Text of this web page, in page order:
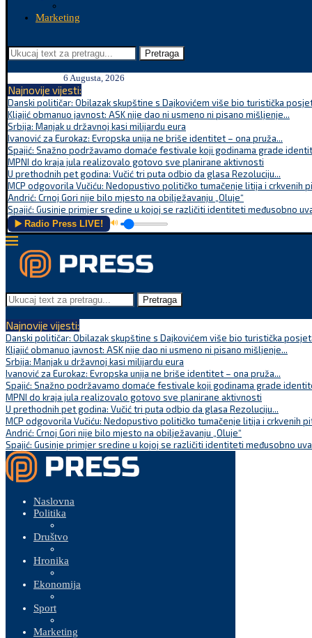
Marketing
Pretraga
6 Augusta, 2026
Najnovije vijesti:
Danski političar: Obilazak skupštine s Dajkovićem više bio turistička
Kljajić obmanuo javnost: ASK nije dao ni usmeno ni pisano mišljenje...
Srbija: Manjak u državnoj kasi milijardu eura
Ivanović za Eurokaz: Evropska unija ne briše identitet – ona pruža...
Spajić: Snažno podržavamo domaće festivale koji godinama grade
MPNI do kraja jula realizovalo gotovo sve planirane aktivnosti
U prethodnih pet godina: Vučić tri puta odbio da glasa Rezoluciju...
MCP odgovorila Vučiću: Nedopustivo političko tumačenje litija i crkvenih
Andrić: Crnoj Gori nije bilo mjesto na obilježavanju „Oluje“
Spajić: Gusinje primjer sredine u kojoj se različiti identiteti međusobno
▶️ Radio Press LIVE! 🔊
Pretraga
Najnovije vijesti:
Danski političar: Obilazak skupštine s Dajkovićem više bio turistička
Kljajić obmanuo javnost: ASK nije dao ni usmeno ni pisano mišljenje...
Srbija: Manjak u državnoj kasi milijardu eura
Ivanović za Eurokaz: Evropska unija ne briše identitet – ona pruža...
Spajić: Snažno podržavamo domaće festivale koji godinama grade
MPNI do kraja jula realizovalo gotovo sve planirane aktivnosti
U prethodnih pet godina: Vučić tri puta odbio da glasa Rezoluciju...
MCP odgovorila Vučiću: Nedopustivo političko tumačenje litija i crkvenih
Andrić: Crnoj Gori nije bilo mjesto na obilježavanju „Oluje“
Spajić: Gusinje primjer sredine u kojoj se različiti identiteti međusobno
Naslovna
Politika
Društvo
Hronika
Ekonomija
Sport
Marketing